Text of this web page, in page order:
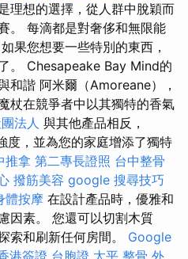
理想的選擇，從人群中脫穎而
。 每滴都是對奢侈和無限能
果您想要一些特別的東西，
。 Chesapeake Bay Mind的
和諧 阿米爾（Amoreane），
杖在競爭者中以其獨特的香氣
法人 與其他產品相反，
度，並為您的家庭增添了獨特
推拿 第二專長證照 台中整骨
撥筋美容 google 搜尋技巧
體按摩 在設計產品時，優雅和
因素。 您還可以切割木質
索和刷新任何房間。 Google
港簽證 台胞證 太平 整骨 外